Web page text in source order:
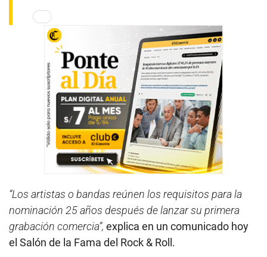
“Los artistas o bandas reúnen los requisitos para la
nominación 25 años después de lanzar su primera
grabación comercia”, explica en un comunicado hoy
el Salón de la Fama del Rock & Roll.